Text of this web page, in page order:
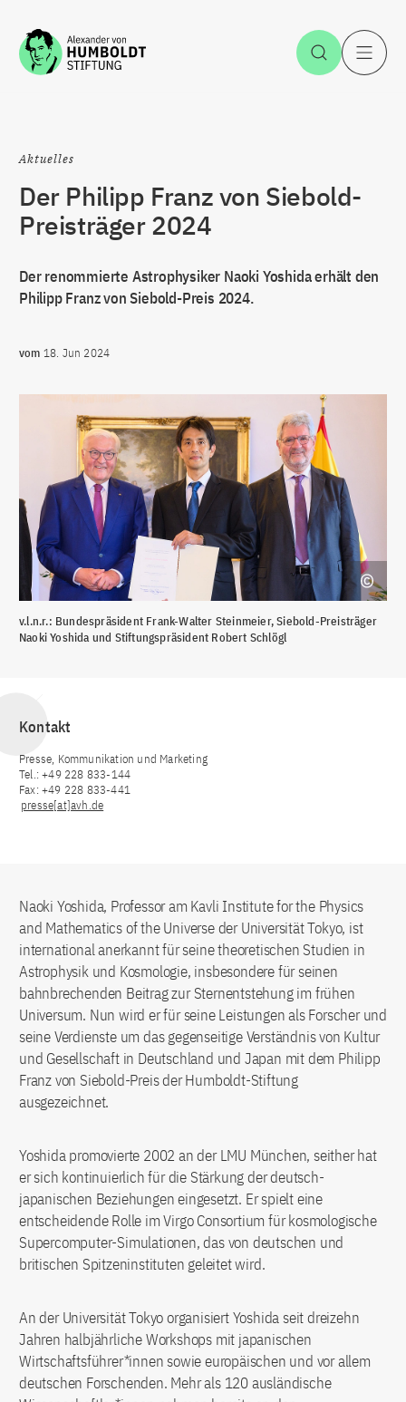
Zum Inhalt springen Suche
Aktuelles
Der Philipp Franz von Siebold-
Preisträger 2024
Der renommierte Astrophysiker Naoki Yoshida erhält den
Philipp Franz von Siebold-Preis 2024.
vom 18. Jun 2024
v.l.n.r.: Bundespräsident Frank-Walter Steinmeier, Siebold-Preisträger
Naoki Yoshida und Stiftungspräsident Robert Schlögl
Kontakt
Presse, Kommunikation und Marketing
Tel.: +49 228 833-144
Fax: +49 228 833-441
presse[at]avh.de
Naoki Yoshida, Professor am Kavli Institute for the Physics
and Mathematics of the Universe der Universität Tokyo, ist
international anerkannt für seine theoretischen Studien in
Astrophysik und Kosmologie, insbesondere für seinen
bahnbrechenden Beitrag zur Sternentstehung im frühen
Universum. Nun wird er für seine Leistungen als Forscher und
seine Verdienste um das gegenseitige Verständnis von Kultur
und Gesellschaft in Deutschland und Japan mit dem Philipp
Franz von Siebold-Preis der Humboldt-Stiftung
ausgezeichnet.
Yoshida promovierte 2002 an der LMU München, seither hat
er sich kontinuierlich für die Stärkung der deutsch-
japanischen Beziehungen eingesetzt. Er spielt eine
entscheidende Rolle im Virgo Consortium für kosmologische
Supercomputer-Simulationen, das von deutschen und
britischen Spitzeninstituten geleitet wird.
An der Universität Tokyo organisiert Yoshida seit dreizehn
Jahren halbjährliche Workshops mit japanischen
Wirtschaftsführer*innen sowie europäischen und vor allem
deutschen Forschenden. Mehr als 120 ausländische